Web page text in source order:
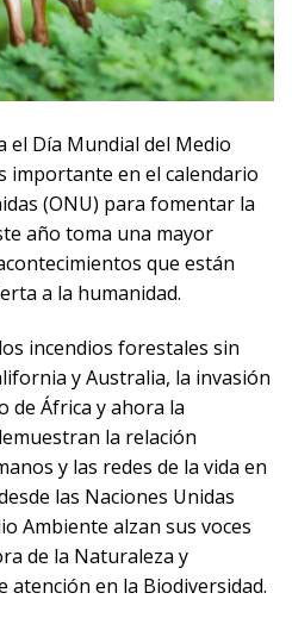
el Día Mundial del Medio
importante en el calendario
(ONU) para fomentar la
año toma una mayor
que están
a la humanidad.
incendios forestales sin
y Australia, la invasión
de África y ahora la
la relación
y las redes de la vida en
las Naciones Unidas
Ambiente alzan sus voces
de la Naturaleza y
atención en la Biodiversidad.